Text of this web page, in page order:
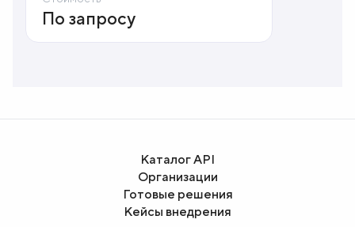
По запросу
Каталог API
Организации
Готовые решения
Кейсы внедрения